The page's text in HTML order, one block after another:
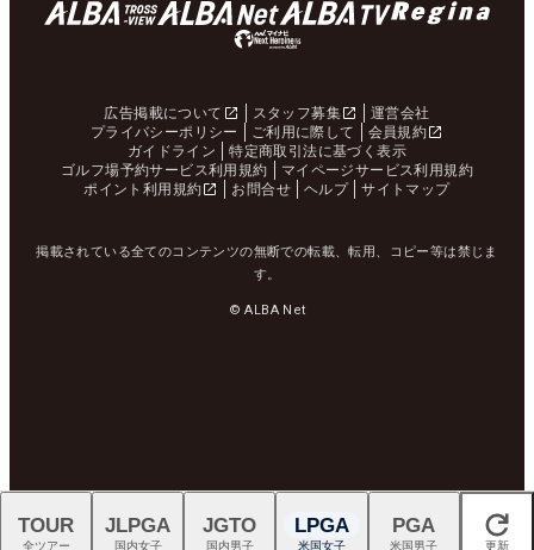
広告掲載について スタッフ募集
運営会社
プライバシーポリシー
ご利用に際して
会員規約
ガイドライン
特定商取引法に基づく表示
ゴルフ場予約サービス利用規約
マイページサービス利用規約
ポイント利用規約
お問合せ ヘルプ サイトマップ
掲載されている全てのコンテンツの無断での転載、転用、コピー等は禁じま
す。
© ALBA Net
閉じる
TOUR
全ツアー
JLPGA
国内女子
JGTO
国内男子
LPGA
米国女子
PGA
米国男子 更新